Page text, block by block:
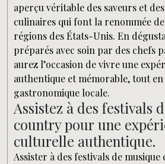
aperçu véritable des saveurs et
culinaires qui font la renommée
régions des États-Unis. En
préparés avec soin par des chefs
aurez l’occasion de vivre une
authentique et mémorable, tout
gastronomique locale.
Assistez à des festivals
country pour une
culturelle authentique.
Assister à des festivals de